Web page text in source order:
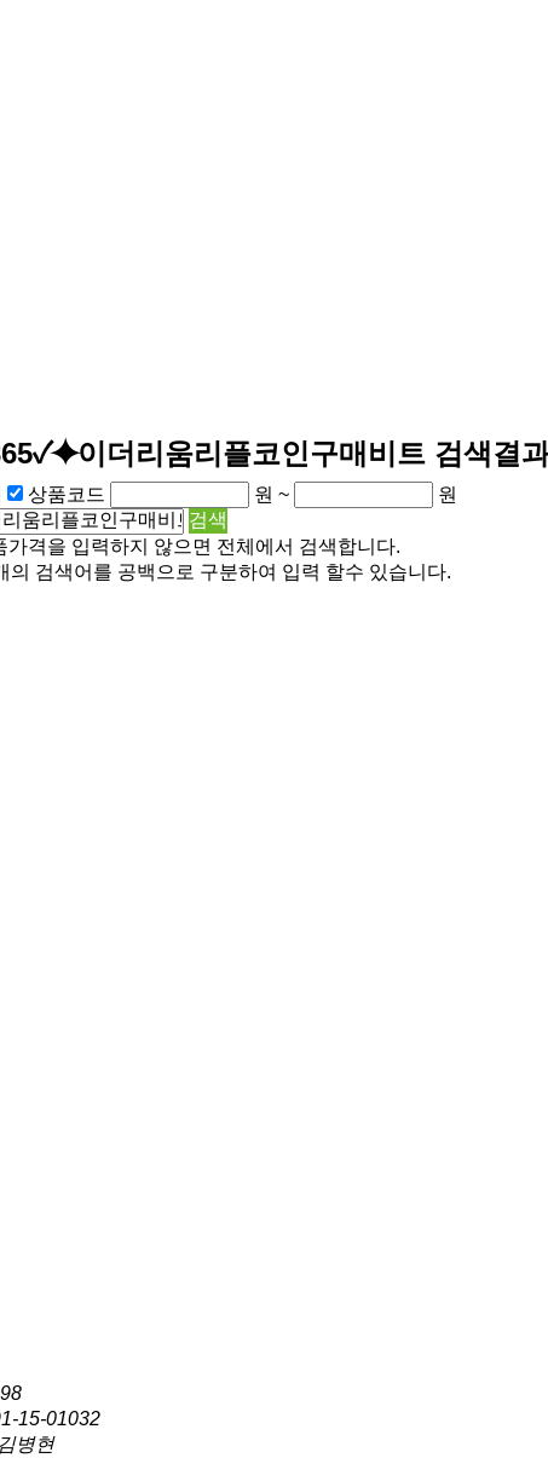
이더리움리플코인구매비트 검색결
상품코드 원 ~ 원
격을 입력하지 않으면 전체에서 검색합니다.
의 검색어를 공백으로 구분하여 입력 할수 있습니다.
15-01032
병현